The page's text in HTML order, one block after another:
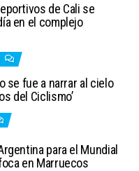
de Cali se
en el complejo
se fue a narrar al cielo
del Ciclismo’
para el Mundial
en Marruecos